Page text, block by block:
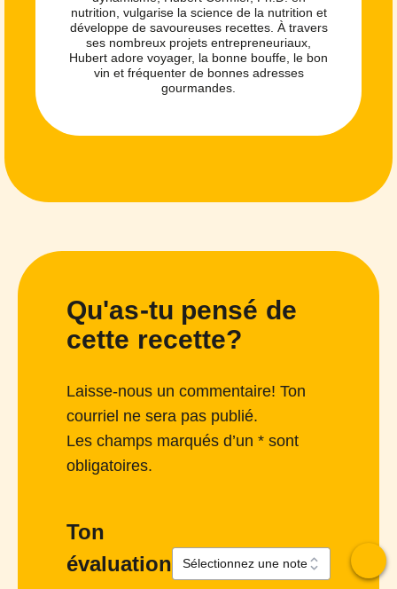
nutrition, vulgarise la science de la nutrition et
développe de savoureuses recettes. À travers
ses nombreux projets entrepreneuriaux,
Hubert adore voyager, la bonne bouffe, le bon
vin et fréquenter de bonnes adresses
gourmandes.
Qu'as-tu pensé de
cette recette?
Laisse-nous un commentaire! Ton
courriel ne sera pas publié.
Les champs marqués d’un * sont
obligatoires.
Ton
évaluation